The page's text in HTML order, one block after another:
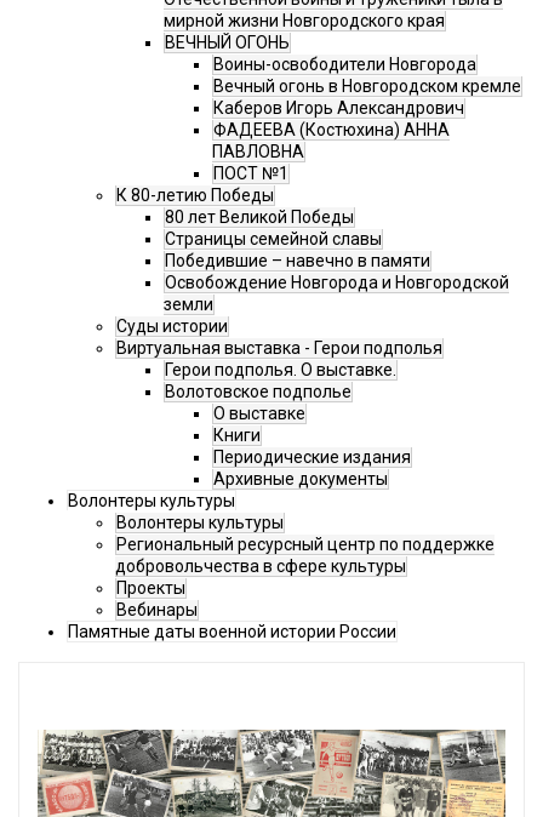
мирной жизни Новгородского края
ВЕЧНЫЙ ОГОНЬ
Воины-освободители Новгорода
Вечный огонь в Новгородском кремле
Каберов Игорь Александрович
ФАДЕЕВА (Костюхина) АННА
ПАВЛОВНА
ПОСТ №1
К 80-летию Победы
80 лет Великой Победы
Страницы семейной славы
Победившие – навечно в памяти
Освобождение Новгорода и Новгородской
земли
Суды истории
Виртуальная выставка - Герои подполья
Герои подполья. О выставке.
Волотовское подполье
О выставке
Книги
Периодические издания
Архивные документы
Волонтеры культуры
Волонтеры культуры
Региональный ресурсный центр по поддержке
добровольчества в сфере культуры
Проекты
Вебинары
Памятные даты военной истории России